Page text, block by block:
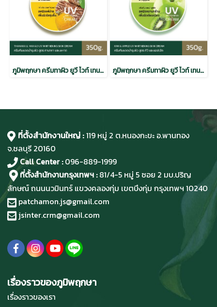
ภูมิพฤกษา ครีมทาผิว ยูวี ไวท์ เทนนิ่ง บิวตี้สกิน ครีม ทานาคา & มะหาด 350g. CODE 9338-3 ภูมิพฤกษา ครีมทาผิว ยูวี ไวท์ เทนนิ่ง บิวตี้สกิน ครีม กีวี & แอปเปิ้ล 350g. CODE 9338-2
ที่ตั้งสำนักงานใหญ่ :119 หมู่ 2 ต.หนองกะขะ อ.พานทอง
จ.ชลบุรี 20160
Call Center :096-889-1999
ที่ตั้งสำนักงานกรุงเทพฯ : 81/4-5 หมู่ 5 ซอย 2 มบ.ปริญ
ลักษณ์ ถนนนวมินทร์ แขวงคลองกุ่ม เขตบึงกุ่ม กรุงเทพฯ 10240
patchamon.js@gmail.com
jsinter.crm@gmail.com
เรื่องราวของภูมิพฤกษา
เรื่องราวของเรา